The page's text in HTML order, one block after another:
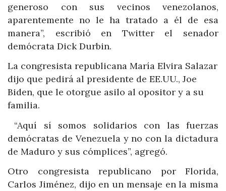
generoso con sus vecinos venezolanos,
aparentemente no le ha tratado a él de esa
manera”, escribió en Twitter el senador
demócrata Dick Durbin.
La congresista republicana María Elvira Salazar
dijo que pedirá al presidente de EE.UU., Joe
Biden, que le otorgue asilo al opositor y a su
familia.
“Aquí sí somos solidarios con las fuerzas
demócratas de Venezuela y no con la dictadura
de Maduro y sus cómplices”, agregó.
Otro congresista republicano por Florida,
Carlos Jiménez, dijo en un mensaje en la misma